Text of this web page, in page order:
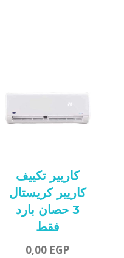
كاريير تكييف
كاريير كريستال
3 حصان بارد
فقط
0,00 EGP